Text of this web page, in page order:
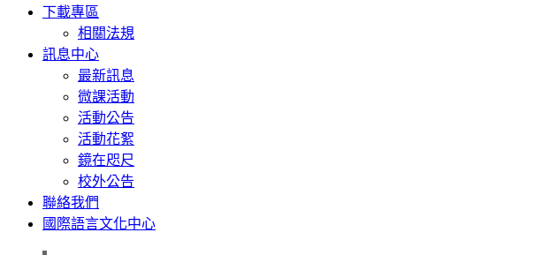
下載專區
相關法規
訊息中心
最新訊息
微課活動
活動公告
活動花絮
鏡在咫尺
校外公告
聯絡我們
國際語言文化中心